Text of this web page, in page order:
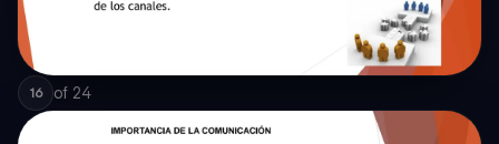
16 of 24